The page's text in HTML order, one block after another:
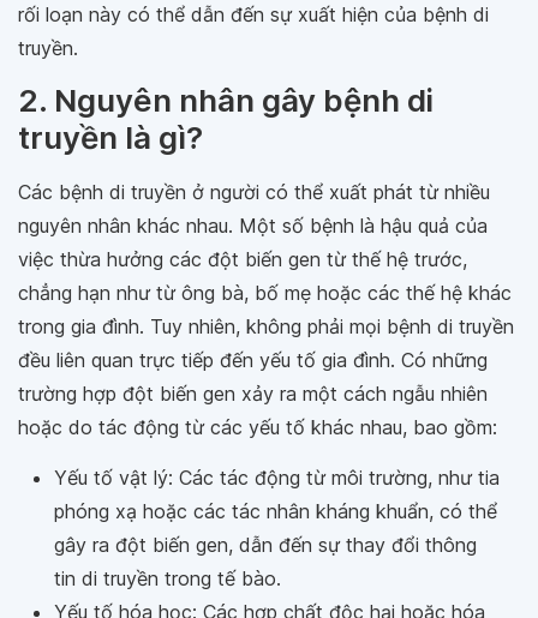
rối loạn này có thể dẫn đến sự xuất hiện của bệnh di
truyền.
2. Nguyên nhân gây bệnh di
truyền là gì?
Các bệnh di truyền ở người có thể xuất phát từ nhiều
nguyên nhân khác nhau. Một số bệnh là hậu quả của
việc thừa hưởng các đột biến gen từ thế hệ trước,
chẳng hạn như từ ông bà, bố mẹ hoặc các thế hệ khác
trong gia đình. Tuy nhiên, không phải mọi bệnh di truyền
đều liên quan trực tiếp đến yếu tố gia đình. Có những
trường hợp đột biến gen xảy ra một cách ngẫu nhiên
hoặc do tác động từ các yếu tố khác nhau, bao gồm:
Yếu tố vật lý: Các tác động từ môi trường, như tia
phóng xạ hoặc các tác nhân kháng khuẩn, có thể
gây ra đột biến gen, dẫn đến sự thay đổi thông
tin di truyền trong tế bào.
Yếu tố hóa học: Các hợp chất độc hại hoặc hóa